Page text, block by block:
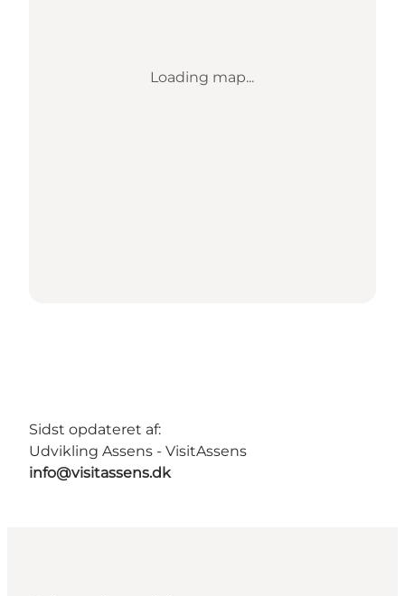
Loading map...
Sidst opdateret af:
Udvikling Assens - VisitAssens
info@visitassens.dk